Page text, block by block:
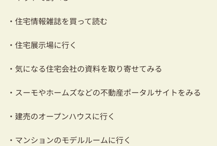
03-3334-0334
・住宅情報雑誌を買って読む
・住宅展示場に行く
・気になる住宅会社の資料を取り寄せてみる
・スーモやホームズなどの不動産ポータルサイトをみる
・建売のオープンハウスに行く
・マンションのモデルルームに行く